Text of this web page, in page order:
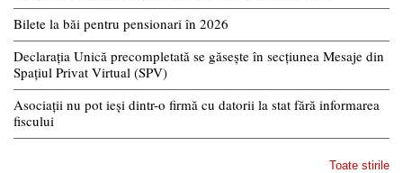
Bilete la băi pentru pensionari în 2026
Declarația Unică precompletată se găsește în secțiunea Mesaje din
Spațiul Privat Virtual (SPV)
Asociații nu pot ieși dintr-o firmă cu datorii la stat fără informarea
fiscului
Toate stirile